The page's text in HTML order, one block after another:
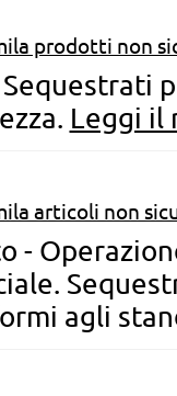
prodotti non
Leggi il
articoli non
-
agli